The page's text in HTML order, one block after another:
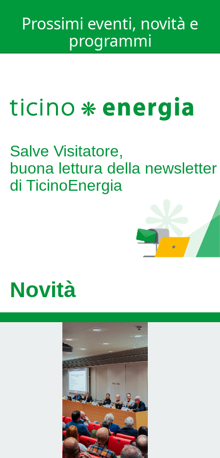
Prossimi eventi, novità e
programmi
Salve Visitatore,
buona lettura della newsletter
di TicinoEnergia
Novità